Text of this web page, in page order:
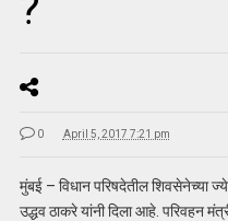
0 April 5, 2017 7:21 pm
मुंबई – विधान परिषदेतील शिवसेनेच्या
उद्धव ठाकरे यांनी दिला आहे. परिवहन